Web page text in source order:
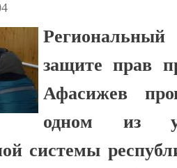
защите прав
Афасижев
одном из
системы